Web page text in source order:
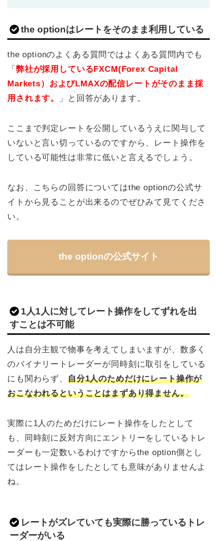
the optionはレートをそのまま利用している
the optionのよくある質問ではよくある質問内でも
「 弊社が採用しているFXCM(Forex Capital
Markets）およびLMAXの配信レートがそのまま採
用されます。
」と回答があります。
ここまで判定レートを公開しているうえに関与して
いないと言い切っているのですから、レート操作を
している可能性は非常に低いと言えるでしょう。
なお、こちらの回答についてはthe optionの公式サ
イトから見ることが出来るのでぜひみて見てくださ
い。
the optionの公式サイト
1人1人に対してレート操作をしてずれを出
すことは不可能
人は自分主観で物事を考えてしまいますが、数多く
のバイナリートレーダーが同時刻に取引をしている
にも関わらず、 自分1人のためだけにレート操作が
おこなわれるということはまずあり得ません。
実際に1人のためだけにレート操作をしたとして
も、同時刻に反対方向にエントリーをしているトレ
ーダーも一定数いるわけですからthe option側とし
てはレート操作をしたとしても意味がありませんよ
ね。
レートがズレていても実際に勝っているトレ
ーダーがいる